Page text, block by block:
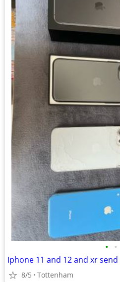
• •
Iphone 11 and 12 and xr
8/5 Tottenham